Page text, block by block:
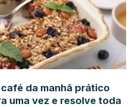
da manhã prático
uma vez e resolve toda